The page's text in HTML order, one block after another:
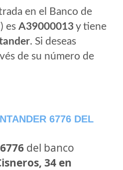
en el Banco de
es A39000013y tiene
. Si deseas
de su número de
6776 DEL
del banco
34 en